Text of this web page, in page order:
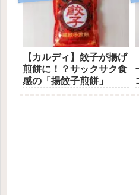
【カルディ】餃子が揚げ
煎餅に！？サックサク食
感の「揚餃子煎餅」